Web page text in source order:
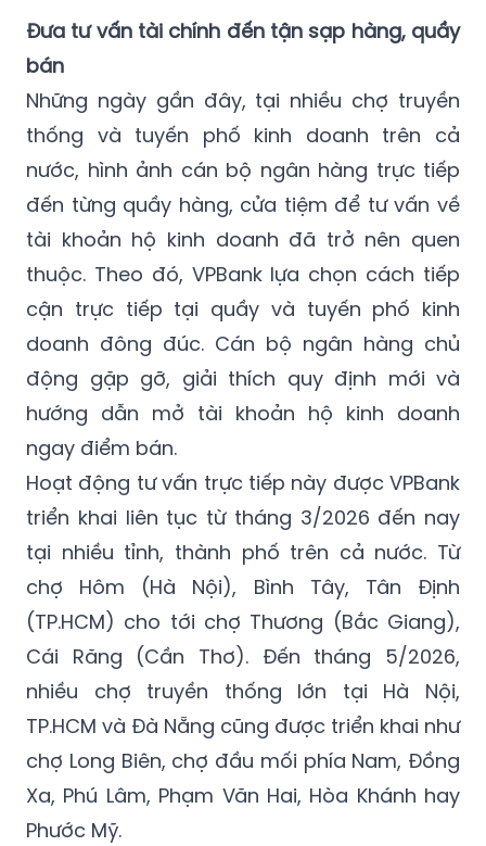
Đưa tư vấn tài chính đến tận sạp hàng, quầy
bán
Những ngày gần đây, tại nhiều chợ truyền
thống và tuyến phố kinh doanh trên cả
nước, hình ảnh cán bộ ngân hàng trực tiếp
đến từng quầy hàng, cửa tiệm để tư vấn về
tài khoản hộ kinh doanh đã trở nên quen
thuộc. Theo đó, VPBank lựa chọn cách tiếp
cận trực tiếp tại quầy và tuyến phố kinh
doanh đông đúc. Cán bộ ngân hàng chủ
động gặp gỡ, giải thích quy định mới và
hướng dẫn mở tài khoản hộ kinh doanh
ngay điểm bán.
Hoạt động tư vấn trực tiếp này được VPBank
triển khai liên tục từ tháng 3/2026 đến nay
tại nhiều tỉnh, thành phố trên cả nước. Từ
chợ Hôm (Hà Nội), Bình Tây, Tân Định
(TP.HCM) cho tới chợ Thương (Bắc Giang),
Cái Răng (Cần Thơ). Đến tháng 5/2026,
nhiều chợ truyền thống lớn tại Hà Nội,
TP.HCM và Đà Nẵng cũng được triển khai như
chợ Long Biên, chợ đầu mối phía Nam, Đồng
Xa, Phú Lâm, Phạm Văn Hai, Hòa Khánh hay
Phước Mỹ.